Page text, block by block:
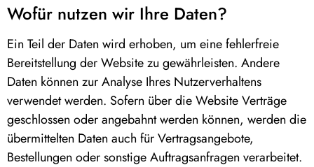
Wofür nutzen wir Ihre Daten?
Ein Teil der Daten wird erhoben, um eine fehlerfreie
Bereitstellung der Website zu gewährleisten. Andere
Daten können zur Analyse Ihres Nutzerverhaltens
verwendet werden. Sofern über die Website Verträge
geschlossen oder angebahnt werden können, werden die
übermittelten Daten auch für Vertragsangebote,
Bestellungen oder sonstige Auftragsanfragen verarbeitet.